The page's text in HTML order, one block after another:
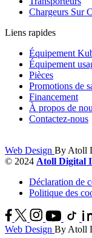
Chargeurs Sur
Liens rapides
Équipement
Équipement
Pièces
Promotions de
Financement
À propos de
Contactez-nous
Web Design By Atoll
© 2024 Atoll Digital
Déclaration de
Politique des
Web Design By Atoll